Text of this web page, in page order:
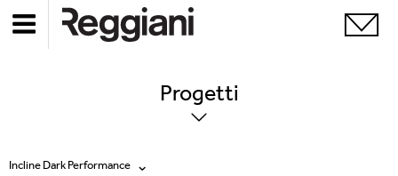
Progetti
Incline Dark Performance